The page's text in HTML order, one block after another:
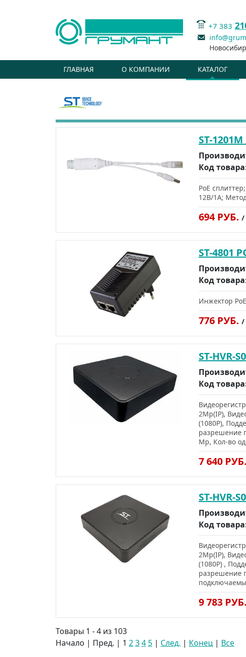
+7 383
ГЛАВНАЯ О КОМПАНИИ КАТАЛОГ
ST-
Код
PоE
12В/1А;
694 РУБ. /
ST-4801
Код
Инжектор
776 РУБ. /
ST-HVR-
Код
2Mp(IP),
(1080P),
разрешение
Mp, Кол-во
7 640 РУБ.
ST-HVR-
Код
2Mp(IP),
(1080P) ,
разрешение
9 783 РУБ.
Товары 1 - 4 из 103
Начало | Пред. | 1 234 5 | След. | Конец | Все